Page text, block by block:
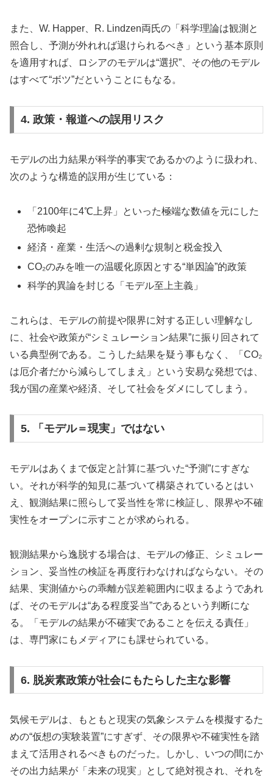
また、W. Happer、R. Lindzen両氏の「科学理論は観測と
照合し、予測が外れれば退けられるべき」という基本原則
を適用すれば、ロシアのモデルは“選択”、その他のモデル
はすべて“ボツ”だということにもなる。
4. 政策・報道への誤用リスク
モデルの出力結果が科学的事実であるかのように扱われ、
次のような構造的誤用が生じている：
「2100年に4℃上昇」といった極端な数値を元にした
恐怖喚起
経済・産業・生活への過剰な規制と税金投入
CO₂のみを唯一の温暖化原因とする“単因論”的政策
科学的異論を封じる「モデル至上主義」
これらは、モデルの前提や限界に対する正しい理解なし
に、社会や政策が“シミュレーション結果”に振り回されて
いる典型例である。こうした結果を疑う事もなく、「CO₂
は厄介者だから減らしてしまえ」という安易な発想では、
我が国の産業や経済、そして社会をダメにしてしまう。
5. 「モデル＝現実」ではない
モデルはあくまで仮定と計算に基づいた“予測”にすぎな
い。それが科学的知見に基づいて構築されているとはい
え、観測結果に照らして妥当性を常に検証し、限界や不確
実性をオープンに示すことが求められる。
観測結果から逸脱する場合は、モデルの修正、シミュレー
ション、妥当性の検証を再度行わなければならない。その
結果、実測値からの乖離が誤差範囲内に収まるようであれ
ば、そのモデルは“ある程度妥当”であるという判断にな
る。「モデルの結果が不確実であることを伝える責任」
は、専門家にもメディアにも課せられている。
6. 脱炭素政策が社会にもたらした主な影響
気候モデルは、もともと現実の気象システムを模擬するた
めの“仮想の実験装置”にすぎず、その限界や不確実性を踏
まえて活用されるべきものだった。しかし、いつの間にか
その出力結果が「未来の現実」として絶対視され、それを